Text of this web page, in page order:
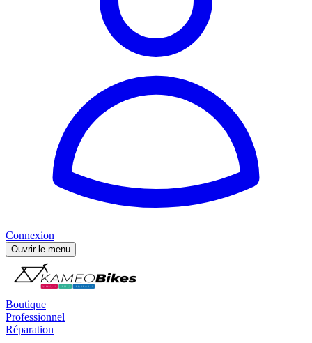
Connexion
Ouvrir le menu
Boutique
Professionnel
Réparation